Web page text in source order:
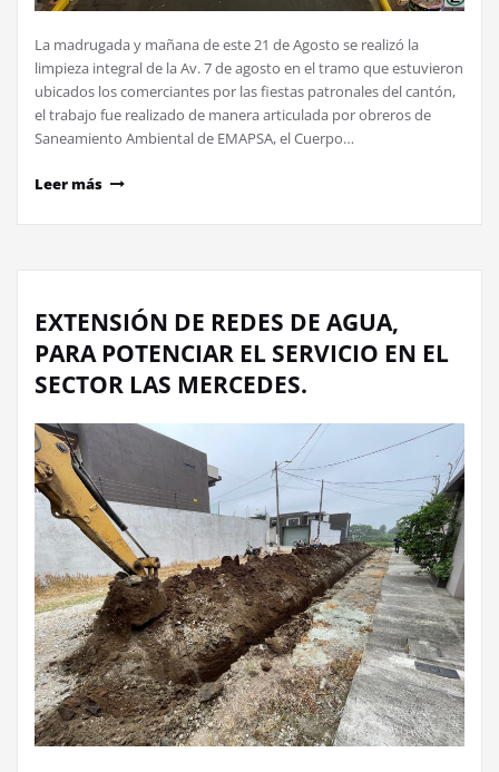
La madrugada y mañana de este 21 de Agosto se realizó la
limpieza integral de la Av. 7 de agosto en el tramo que estuvieron
ubicados los comerciantes por las fiestas patronales del cantón,
el trabajo fue realizado de manera articulada por obreros de
Saneamiento Ambiental de EMAPSA, el Cuerpo…
Leer más
EXTENSIÓN DE REDES DE AGUA,
PARA POTENCIAR EL SERVICIO EN EL
SECTOR LAS MERCEDES.